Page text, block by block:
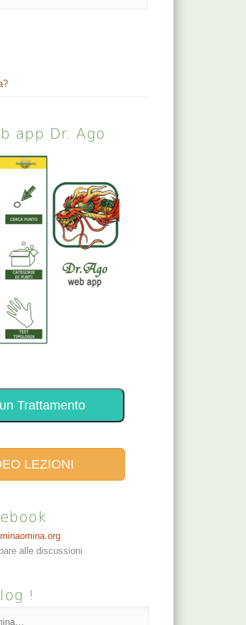
app Dr. Ago
Trattamento
LEZIONI
alle discussioni
!